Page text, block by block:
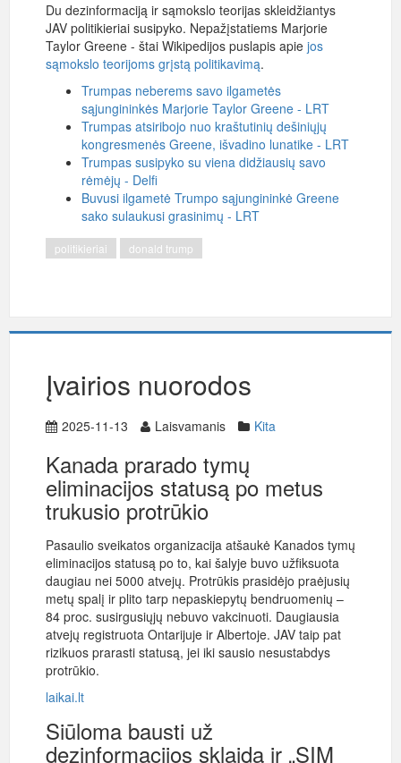
Du dezinformaciją ir sąmokslo teorijas skleidžiantys
JAV politikieriai susipyko. Nepažįstatiems Marjorie
Taylor Greene - štai Wikipedijos puslapis apie jos
sąmokslo teorijoms grįstą politikavimą.
Trumpas neberems savo ilgametės
sąjungininkės Marjorie Taylor Greene - LRT
Trumpas atsiribojo nuo kraštutinių dešiniųjų
kongresmenės Greene, išvadino lunatike - LRT
Trumpas susipyko su viena didžiausių savo
rėmėjų - Delfi
Buvusi ilgametė Trumpo sąjungininkė Greene
sako sulaukusi grasinimų - LRT
politikieriai donald trump
Įvairios nuorodos
2025-11-13 Laisvamanis Kita
Kanada prarado tymų
eliminacijos statusą po metus
trukusio protrūkio
Pasaulio sveikatos organizacija atšaukė Kanados tymų
eliminacijos statusą po to, kai šalyje buvo užfiksuota
daugiau nei 5000 atvejų. Protrūkis prasidėjo praėjusių
metų spalį ir plito tarp nepaskiepytų bendruomenių –
84 proc. susirgusiųjų nebuvo vakcinuoti. Daugiausia
atvejų registruota Ontarijuje ir Albertoje. JAV taip pat
rizikuos prarasti statusą, jei iki sausio nesustabdys
protrūkio.
laikai.lt
Siūloma bausti už
dezinformacijos sklaidą ir „SIM